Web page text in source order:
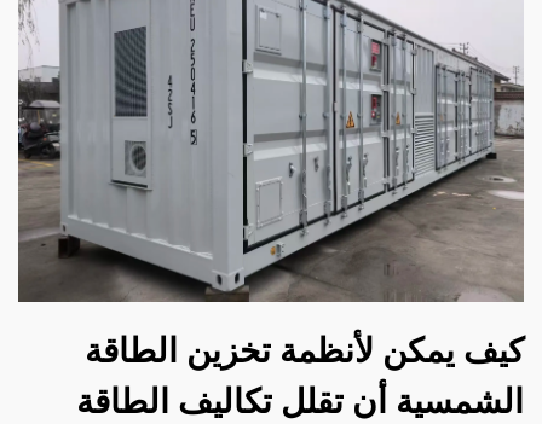
كيف يمكن لأنظمة تخزين الطاقة
الشمسية أن تقلل تكاليف الطاقة